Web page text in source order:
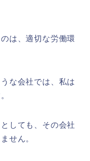
は、適切な労働環
な会社では、私は
しても、その会社
せん。